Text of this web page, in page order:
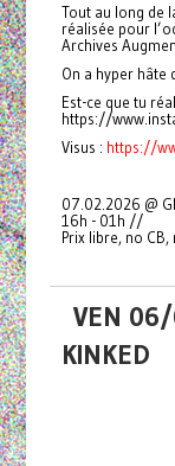
Tout au long de
réalisée pour
Archives
On a hyper hâte
Est-ce que tu
https://
Visus : https://
07.02.2026 @
16h - 01h //
Prix libre, no
VEN 06/
KINKED